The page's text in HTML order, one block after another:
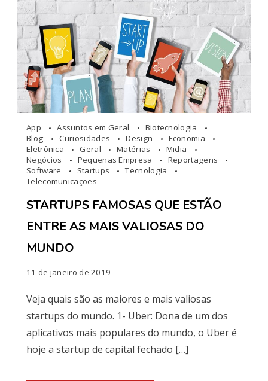
App Assuntos em Geral
Biotecnologia
Blog
Curiosidades Design
Economia
Eletrônica
Geral Matérias
Midia
Negócios
Pequenas Empresa
Reportagens
Software
Startups
Tecnologia
Telecomunicações
STARTUPS FAMOSAS QUE ESTÃO
ENTRE AS MAIS VALIOSAS DO
MUNDO
11 de janeiro de 2019
Veja quais são as maiores e mais valiosas
startups do mundo. 1- Uber: Dona de um dos
aplicativos mais populares do mundo, o Uber é
hoje a startup de capital fechado […]